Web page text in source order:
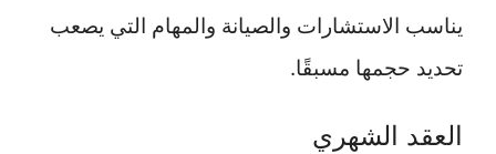
يناسب الاستشارات والصيانة والمهام التي يصعب
تحديد حجمها مسبقًا.
العقد الشهري